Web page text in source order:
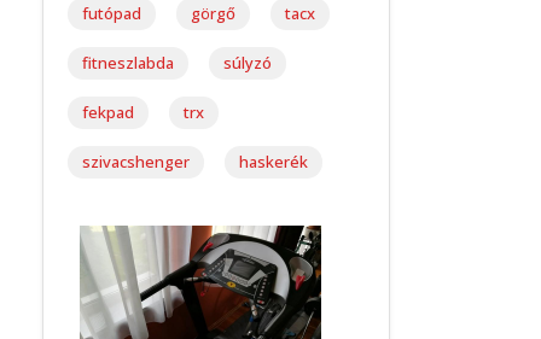
futópad görgő tacx
fitneszlabda súlyzó
fekpad trx
szivacshenger haskerék